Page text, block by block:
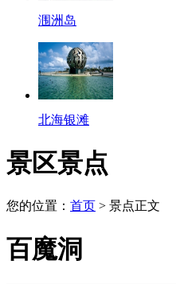
涠洲岛
北海银滩
景区景点
您的位置： 首页 > 景点正文
百魔洞